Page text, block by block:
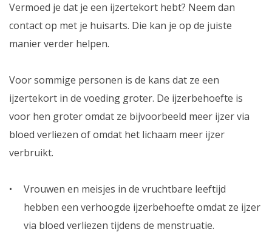
Vermoed je dat je een ijzertekort hebt? Neem dan
contact op met je huisarts. Die kan je op de juiste
manier verder helpen.
Voor sommige personen is de kans dat ze een
ijzertekort in de voeding groter. De ijzerbehoefte is
voor hen groter omdat ze bijvoorbeeld meer ijzer via
bloed verliezen of omdat het lichaam meer ijzer
verbruikt.
Vrouwen en meisjes in de vruchtbare leeftijd
hebben een verhoogde ijzerbehoefte omdat ze ijzer
via bloed verliezen tijdens de menstruatie.